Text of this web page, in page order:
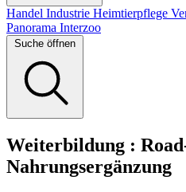
Handel Industrie Heimtierpflege
Panorama Interzoo
Suche öffnen
Weiterbildung :
Nahrungsergänzung